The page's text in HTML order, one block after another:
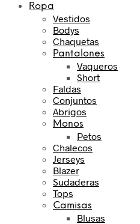
Ropa
Vestidos
Bodys
Chaquetas
Pantalones
Vaqueros
Short
Faldas
Conjuntos
Abrigos
Monos
Petos
Chalecos
Jerseys
Blazer
Sudaderas
Tops
Camisas
Blusas